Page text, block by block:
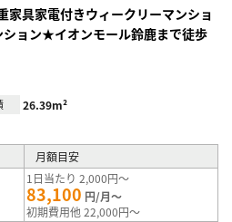
家具家電付きウィークリーマンショ
ション★イオンモール鈴鹿まで徒歩
26.39m²
月額目安
1日当たり 2,000円～
83,100 円/月～
初期費用他 22,000円～